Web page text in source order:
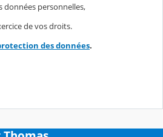
données personnelles,
de vos droits.
des données.